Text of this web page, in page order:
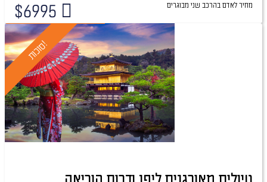
$6995 מחיר לאדם בהרכב שני מבוגרים
ס
ו
כ
ו
ת
!
טיול מובטח